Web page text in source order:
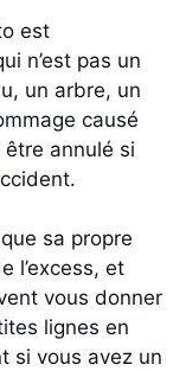
est
n’est pas un
un arbre, un
causé
annulé si
sa propre
l’excess, et
vous donner
lignes en
si vous avez un